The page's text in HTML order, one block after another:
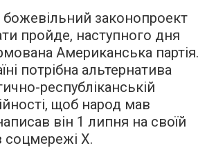
законопроект
пройде, наступного дня
Американська партія.
потрібна альтернатива
республіканській
щоб народ мав
він 1 липня на своїй
соцмережі X.